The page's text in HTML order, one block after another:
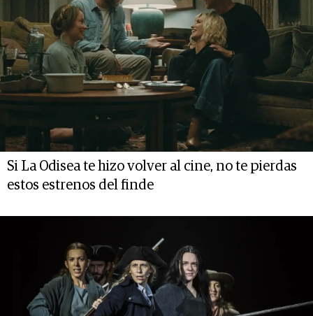
Si La Odisea te hizo volver al cine, no te pierdas
estos estrenos del finde